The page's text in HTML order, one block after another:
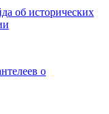
об исторических
о